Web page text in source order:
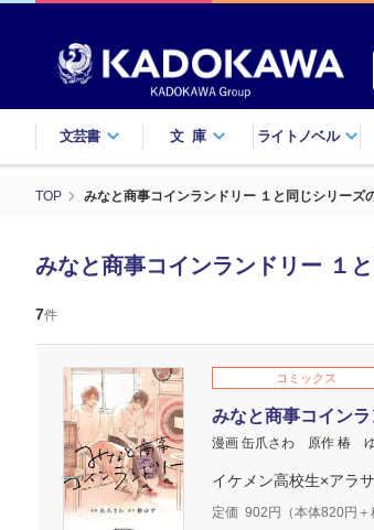
文芸書 文庫 ライトノベル
TOP みなと商事コインランドリー １と同じシリーズ
みなと商事コインランドリー １
7件
コミックス
みなと商事コインラ
漫画 缶爪さわ 原作 椿
イケメン高校生×アラ
定価 902 円（本体820円＋